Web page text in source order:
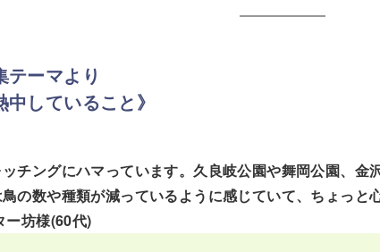
テーマより
中していること》
チングにハマっています。久良岐公園や舞岡公園、金
の数や種類が減っているように感じていて、ちょっと
ー坊様(60代)